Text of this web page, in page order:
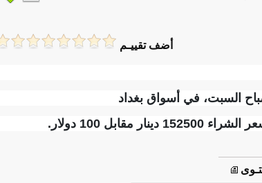
أضف تقييـم
السبت، في أسواق بغداد